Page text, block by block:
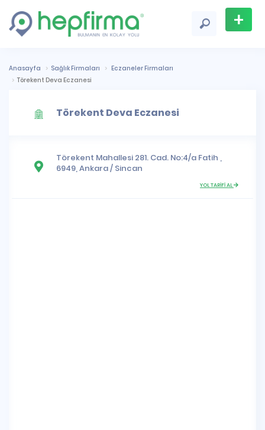
+
Anasayfa Sağlık Firmaları
Eczaneler Firmaları
Törekent Deva Eczanesi
Törekent Deva Eczanesi
Törekent Mahallesi 281. Cad. No:4/a Fatih ,
6949,Ankara/ Sincan
YOL TARİFİ AL